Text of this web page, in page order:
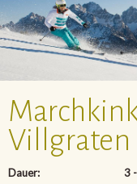
Villgraten
Dauer:
3